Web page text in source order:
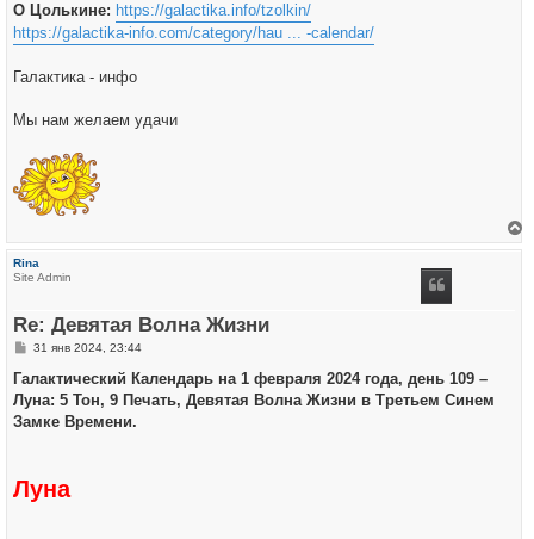
О Цолькине: https://galactika.info/tzolkin/
https://galactika-info.com/category/hau ... -calendar/
Галактика - инфо
Мы нам желаем удачи
Rina
Site Admin
Re: Девятая Волна Жизни
С
о
щ
е
31 янв 2024, 23:44
Галактический Календарь на 1 февраля 2024 года, день 109 –
Луна: 5 Тон, 9 Печать, Девятая Волна Жизни в Третьем Синем
Замке Времени.
Луна